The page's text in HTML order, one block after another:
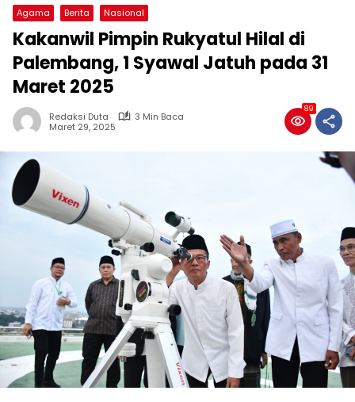
Agama Berita Nasional
Kakanwil Pimpin Rukyatul Hilal di
Palembang, 1 Syawal Jatuh pada 31
Maret 2025
Redaksi Duta
3 Min Baca
Maret 29, 2025
89